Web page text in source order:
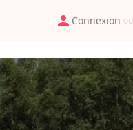
Connexion ou